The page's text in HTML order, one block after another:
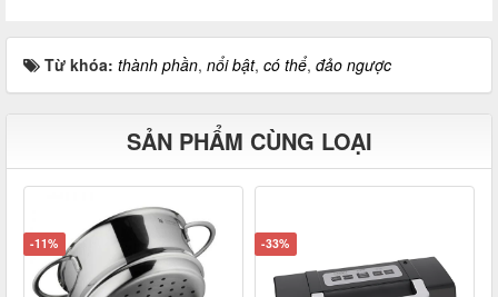
Từ khóa: thành phần, nổi bật, có thể, đảo ngược
SẢN PHẨM CÙNG LOẠI
-11% -33%